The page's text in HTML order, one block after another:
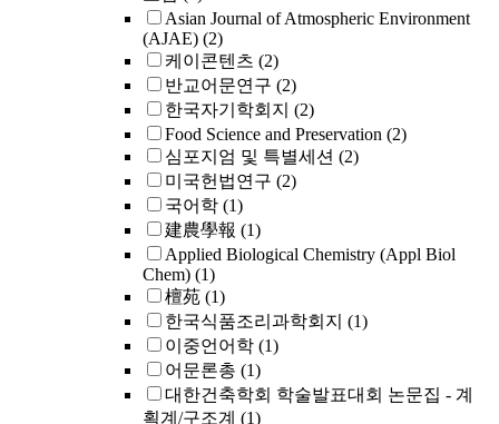
Asian Journal of Atmospheric Environment
(AJAE) (2)
케이콘텐츠 (2)
반교어문연구 (2)
한국자기학회지 (2)
Food Science and Preservation (2)
심포지엄 및 특별세션 (2)
미국헌법연구 (2)
국어학 (1)
建農學報 (1)
Applied Biological Chemistry (Appl Biol
Chem) (1)
檀苑 (1)
한국식품조리과학회지 (1)
이중언어학 (1)
어문론총 (1)
대한건축학회 학술발표대회 논문집 - 계
획계/구조계 (1)